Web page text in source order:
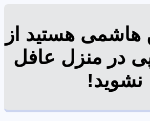
هاشمی هستید از
در منزل عافل
نشوید!